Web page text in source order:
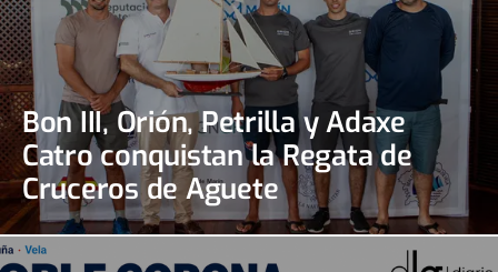
Bon III, Orión, Petrilla y Adaxe
Catro conquistan la Regata de
Cruceros de Aguete